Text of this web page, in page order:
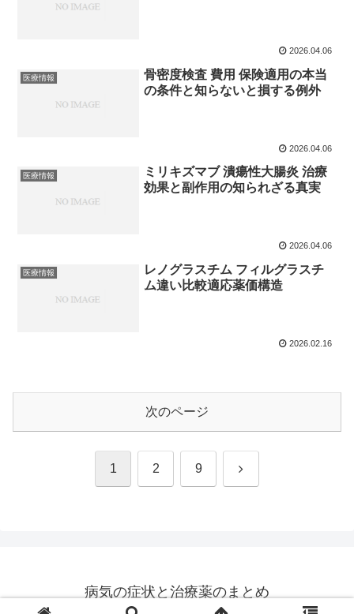
2026.04.06
医療情報
骨密度検査 費用 保険適用の本当
の条件と知らないと損する例外
2026.04.06
医療情報
ミリキズマブ 潰瘍性大腸炎 治療
効果と副作用の知られざる真実
2026.04.06
医療情報
レノグラスチム フィルグラスチ
ム違い比較適応薬価構造
2026.02.16
次のページ
1 2 9 次
病気の症状と治療薬のまとめ